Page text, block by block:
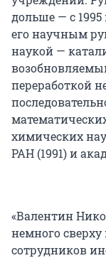
дольше — с 1995
его научным
наукой —
переработкой
химических
РАН (1991) и
«Валентин
немного
сотрудников